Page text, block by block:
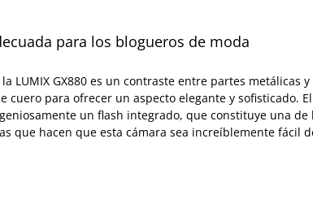
para los blogueros de moda
LUMIX GX880 es un contraste entre partes metálicas
cuero para ofrecer un aspecto elegante y sofisticado.
un flash integrado, que constituye una de
que hacen que esta cámara sea increíblemente fácil